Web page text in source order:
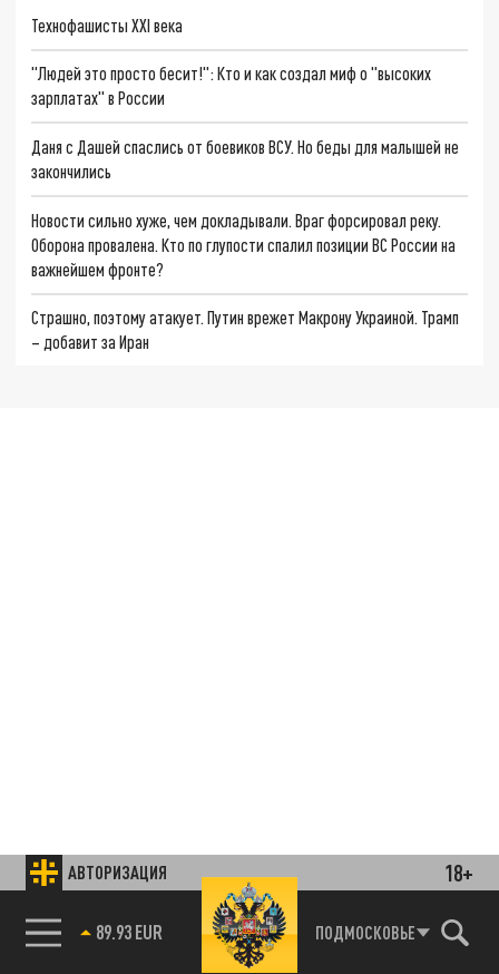
АВТОРИЗАЦИЯ 18+
89.93 EUR ПОДМОСКОВЬЕ
Технофашисты XXI века
"Людей это просто бесит!": Кто и как создал миф о "высоких
зарплатах" в России
Даня с Дашей спаслись от боевиков ВСУ. Но беды для малышей не
закончились
Новости сильно хуже, чем докладывали. Враг форсировал реку.
Оборона провалена. Кто по глупости спалил позиции ВС России на
важнейшем фронте?
Страшно, поэтому атакует. Путин врежет Макрону Украиной. Трамп
– добавит за Иран